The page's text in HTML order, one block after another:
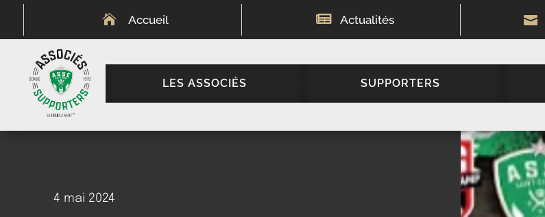
 Accueil  Actualités 
LES ASSOCIÉS SUPPORTERS
4 mai 2024